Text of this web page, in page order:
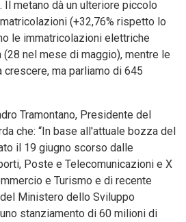
metano dà un ulteriore piccolo
(+32,76% rispetto lo
le immatricolazioni elettriche
(28 nel mese di maggio), mentre le
crescere, ma parliamo di 645
Tramontano, Presidente del
che: “In base all'attuale bozza del
il 19 giugno scorso dalle
Poste e Telecomunicazioni e X
e Turismo e di recente
Ministero dello Sviluppo
stanziamento di 60 milioni di